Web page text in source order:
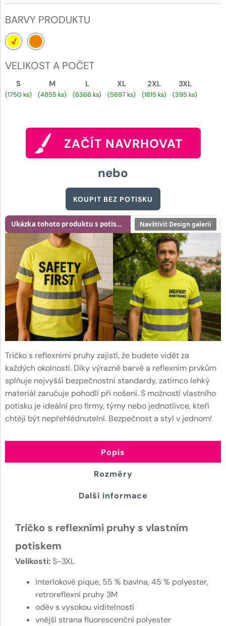
BARVY PRODUKTU
VELIKOST A POČET
S
(1750 ks)
M
(4855 ks)
L
(6366 ks)
XL
(5697 ks)
2XL
(1815 ks)
3XL
(395 ks)
ZAČÍT NAVRHOVAT
nebo
KOUPIT BEZ POTISKU
Tričko s reflexními pruhy zajistí, že budete vidět za
každých okolností. Díky výrazné barvě a reflexním prvkům
splňuje nejvyšší bezpečnostní standardy, zatímco lehký
materiál zaručuje pohodlí při nošení. S možností vlastního
potisku je ideální pro firmy, týmy nebo jednotlivce, kteří
chtějí být nepřehlédnutelní. Bezpečnost a styl v jednom!
Ukázka tohoto produktu s potiskem Navštívit Design galerii
Popis
Rozměry
Další informace
Tričko s reflexními pruhy s vlastním
potiskem
Velikosti:S-3XL
Interlokové pique, 55 % bavlna, 45 % polyester,
retroreflexní pruhy 3M
oděv s vysokou viditelností
vnější strana fluorescenční polyester